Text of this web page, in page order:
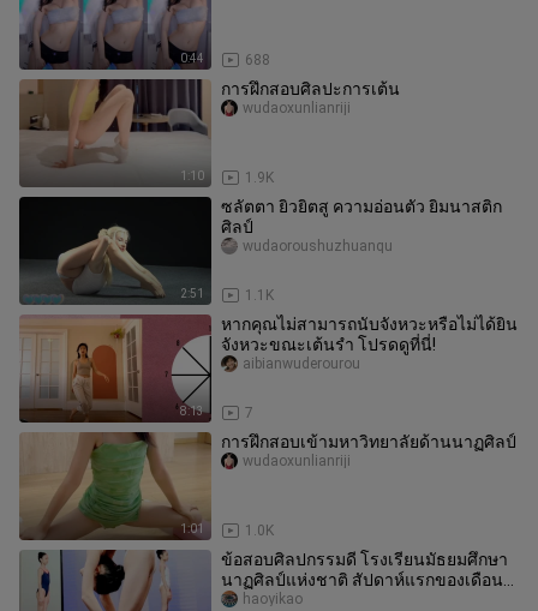
0:44 688
1:10
การฝึกสอบศิลปะการเต้น
1.9K
wudaoxunlianriji
2:51
ซลัตตา ยิวยิตสู ความอ่อนตัว ยิมนาสติก
ศิลป์
1.1K
wudaoroushuzhuanqu
8:13
หากคุณไม่สามารถนับจังหวะหรือไม่ได้ยิน
จังหวะขณะเต้นรำ โปรดดูที่นี่!
7
aibianwuderourou
1:01
การฝึกสอบเข้ามหาวิทยาลัยด้านนาฏศิลป์
1.0K
wudaoxunlianriji
ข้อสอบศิลปกรรมดี โรงเรียนมัธยมศึกษา
นาฏศิลป์แห่งชาติ สัปดาห์แรกของเดือน
มีนาคม การประเมิน
haoyikao